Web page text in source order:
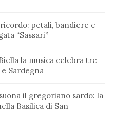
petali, bandiere e
“Sassari”
la musica celebra tre
Sardegna
il gregoriano sardo: la
Basilica di San